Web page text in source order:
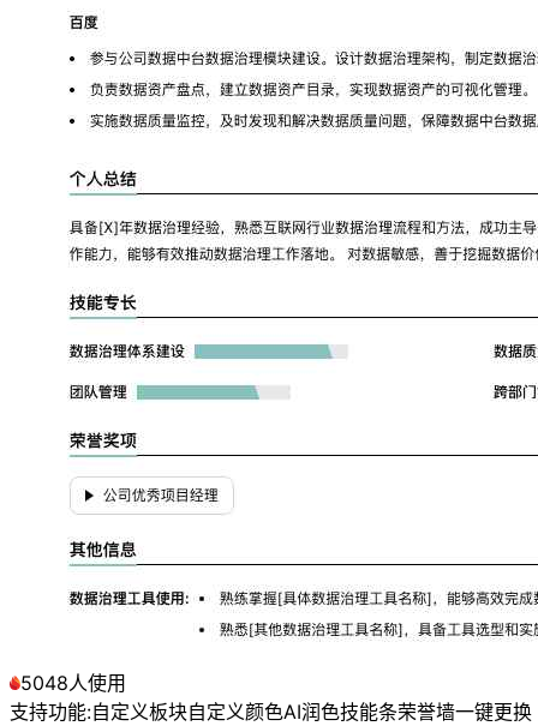
5048人使用
支持功能:自定义板块自定义颜色AI润色技能条荣誉墙一键更换